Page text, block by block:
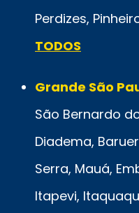
Perdizes,
TODOS
Grande São
São Bernardo
Diadema,
Serra, Mauá,
Itapevi,